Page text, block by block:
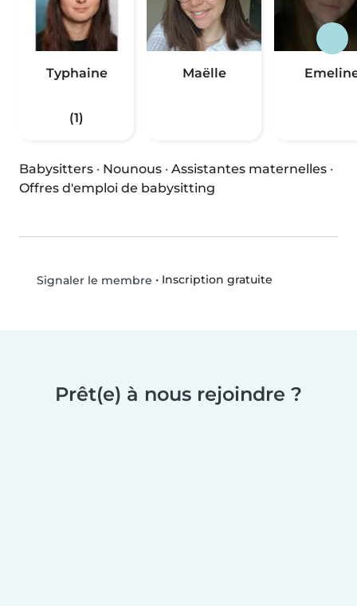
Typhaine
(1)
Maëlle
Babysitters · Nounous · Assistantes maternelles ·
Offres d'emploi de babysitting
Signaler le membre • Inscription gratuite
Prêt(e) à nous rejoindre ?